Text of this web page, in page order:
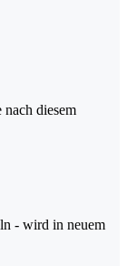
nach diesem
- wird in neuem